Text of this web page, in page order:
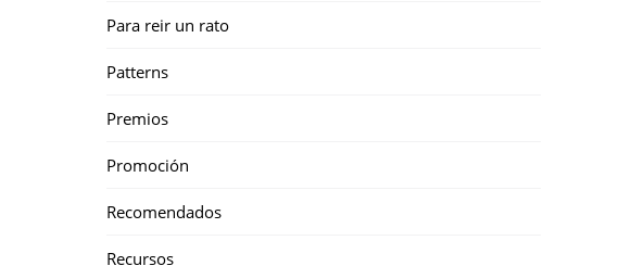
Para reir un rato
Patterns
Premios
Promoción
Recomendados
Recursos